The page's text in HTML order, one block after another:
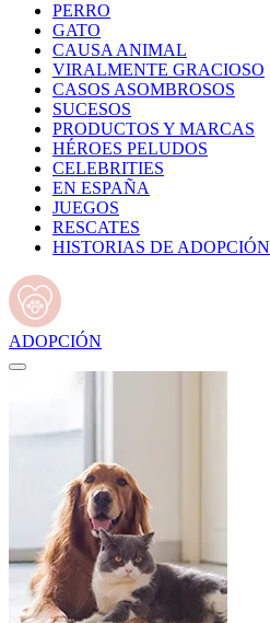
PERRO
GATO
CAUSA ANIMAL
VIRALMENTE GRACIOSO
CASOS ASOMBROSOS
SUCESOS
PRODUCTOS Y MARCAS
HÉROES PELUDOS
CELEBRITIES
EN ESPAÑA
JUEGOS
RESCATES
HISTORIAS DE ADOPCIÓN
ADOPCIÓN